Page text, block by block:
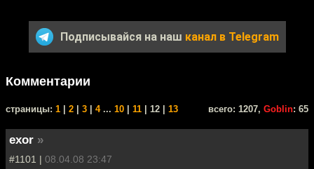
Подписывайся на наш канал в Telegram
Комментарии
cтраницы: 1 2 3 4... 10 11 | 12 | 13 всего: 1207, Goblin: 65
exor »
#1101 | 08.04.08 23:47